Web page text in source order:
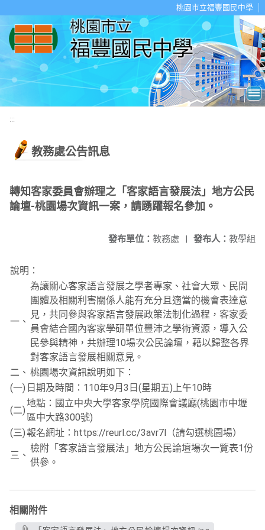
桃園市立福豐國民中學
:::
教務處公告訊息
轉知客家委員會辦理之「客家語言發展法」地方公民
論壇-桃園場次資訊一案，請踴躍報名參加。
發布人： 教學組
發布單位： 教務處 |
說明：
一、
為讓關心客家語言發展之學者專家、社會大眾、民間
團體及相關利害關係人能有充分且適當的機會表達意
見，共同參與客家語言發展政策法制化過程，客家委
員會結合國內客家學研單位豐沛之學術資源，導入公
民參與精神，共辦理10場次公民論壇，藉以歸整各界
對客家語言發展相關意見。
二、 桃園場次資訊說明如下：
(一) 日期及時間：110年9月3日(星期五)上午10時
(二)
地點：國立中央大學客家學院國際會議廳(桃園市中壢
區中大路300號)
(三)報名網址：https://reurl.cc/3avr7l（請勾選桃園場）
三、
檢附「客家語言發展法」地方公民論壇場次一覽表1份
供參。
相關附件